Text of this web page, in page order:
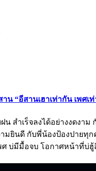
น “อีสานเฮาเท่ากัน เพศเท่
น สำเร็จลงได้อย่างงดง
มยินดี กับพี่น้องป้องปายทุก
ศ บ่มีมื้อจบ โอกาศหน้าที่บ่